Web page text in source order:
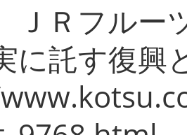
Ｒフルー
に託す復興